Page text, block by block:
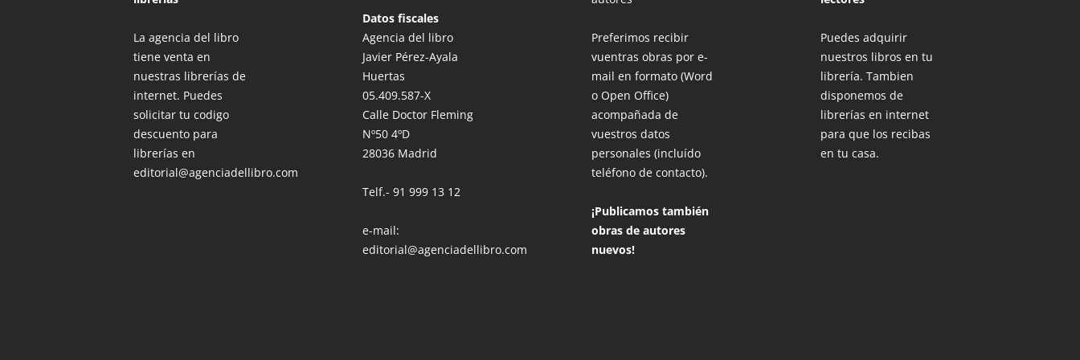
La agencia del libro
tiene venta en
nuestras librerías de
internet. Puedes
solicitar tu codigo
descuento para
librerías en
editorial@agenciadellibro.com
Datos fiscales
Agencia del libro
Javier Pérez-Ayala
Huertas
05.409.587-X
Calle Doctor Fleming
Nº50 4ºD
28036 Madrid
Telf.- 91 999 13 12
e-mail:
editorial@agenciadellibro.com
Preferimos recibir
vuentras obras por e-
mail en formato (Word
o Open Office)
acompañada de
vuestros datos
personales (incluído
teléfono de contacto).
¡Publicamos también
obras de autores
nuevos!
Puedes adquirir
nuestros libros en tu
librería. Tambien
disponemos de
librerías en internet
para que los recibas
en tu casa.